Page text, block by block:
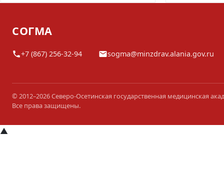
СОГМА
+7 (867) 256-32-94 sogma@minzdrav.alania.gov.ru
© 2012–2026 Северо-Осетинская государственная медицинская
Все права защищены.
▲